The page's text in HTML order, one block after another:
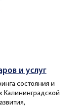
и услуг
состояния и
Калининградской